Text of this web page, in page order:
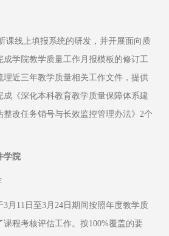
课线上填报系统的研发，并开展面向质
成学院教学质量工作月报模板的修订工
理近三年教学质量相关工作文件，提供
成《深化本科教育教学质量保障体系建
改任务销号与长效监控管理办法》2个
学院
月11日至3月24日期间按照年度教学质
程考核评估工作。按100%覆盖的要